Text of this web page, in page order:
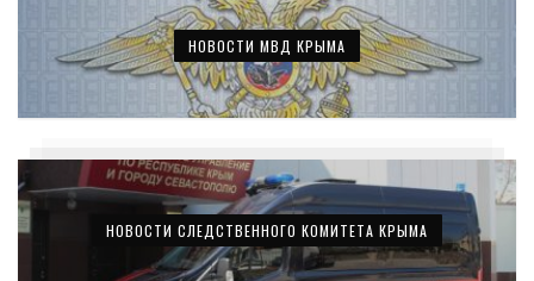
НОВОСТИ МВД КРЫМА
НОВОСТИ СЛЕДСТВЕННОГО КОМИТЕТА КРЫМА